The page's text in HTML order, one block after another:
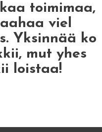
toimimaa,
viel
Yksinnää ko
mut yhes
loistaa!